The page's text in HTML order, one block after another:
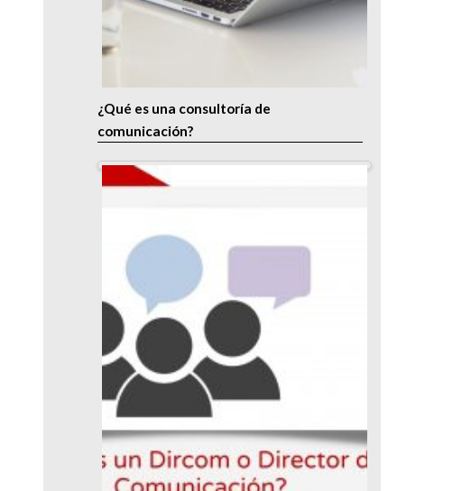
¿Qué es una consultoría de
comunicación?